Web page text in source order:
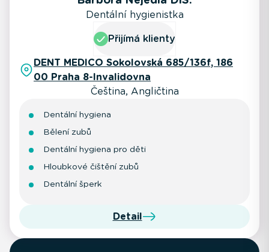
Dentální hygienistka
Přijímá klienty
DENT MEDICO Sokolovská 685/136f, 186
00 Praha 8-Invalidovna
Čeština, Angličtina
Dentální hygiena
Bělení zubů
Dentální hygiena pro děti
Hloubkové čištění zubů
Dentální šperk
Detail